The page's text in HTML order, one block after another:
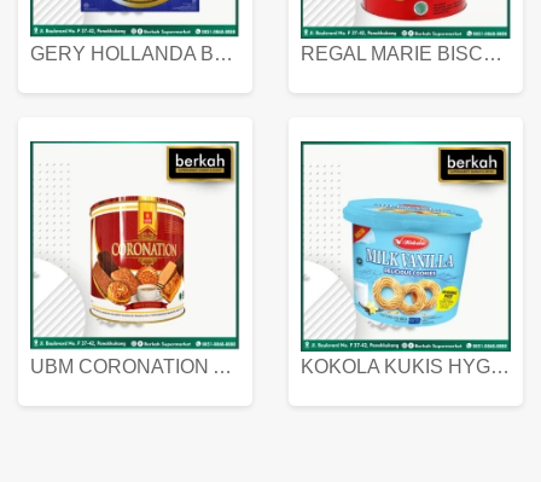
GERY HOLLANDA BUTTER COOKIES 450 GRAM REGAL MARIE BISCUIT KALENG 550 GRAM
UBM CORONATION ASSORTED BISKUIT KALENG 450 GRAM KOKOLA KUKIS HYGIENIC MILK VANILLA PACK 320 GR